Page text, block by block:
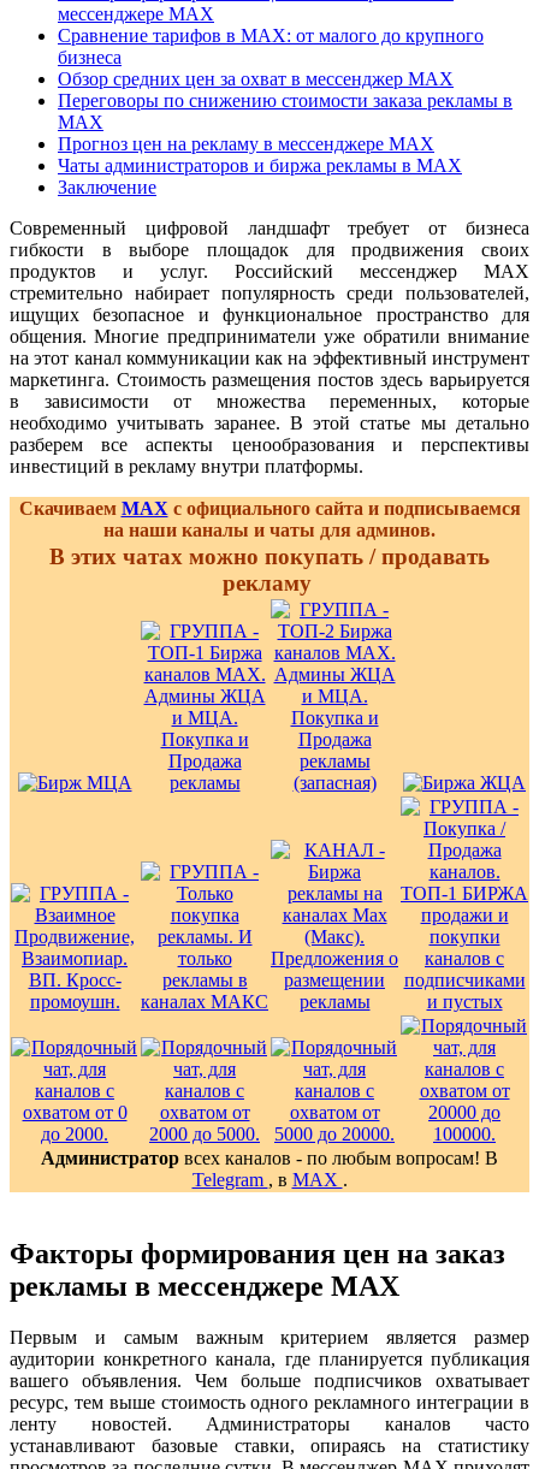
мессенджере MAX
Сравнение тарифов в MAX: от малого до крупного
бизнеса
Обзор средних цен за охват в мессенджер MAX
Переговоры по снижению стоимости заказа рекламы в
MAX
Прогноз цен на рекламу в мессенджере MAX
Чаты администраторов и биржа рекламы в MAX
Заключение
Современный цифровой ландшафт требует от бизнеса
гибкости в выборе площадок для продвижения своих
продуктов и услуг. Российский мессенджер MAX
стремительно набирает популярность среди пользователей,
ищущих безопасное и функциональное пространство для
общения. Многие предприниматели уже обратили внимание
на этот канал коммуникации как на эффективный инструмент
маркетинга. Стоимость размещения постов здесь варьируется
в зависимости от множества переменных, которые
необходимо учитывать заранее. В этой статье мы детально
разберем все аспекты ценообразования и перспективы
инвестиций в рекламу внутри платформы.
Скачиваем MAX с официального сайта и подписываемся
на наши каналы и чаты для админов.
В этих чатах можно покупать / продавать
рекламу
Администратор всех каналов - по любым вопросам! В
Telegram , в MAX .
Факторы формирования цен на заказ
рекламы в мессенджере MAX
Первым и самым важным критерием является размер
аудитории конкретного канала, где планируется публикация
вашего объявления. Чем больше подписчиков охватывает
ресурс, тем выше стоимость одного рекламного интеграции в
ленту новостей. Администраторы каналов часто
устанавливают базовые ставки, опираясь на статистику